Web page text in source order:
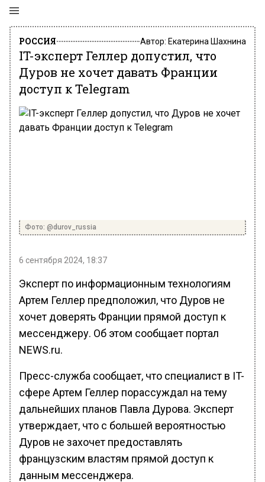
РОССИЯ Автор: Екатерина Шахнина
IT-эксперт Геллер допустил, что
Дуров не хочет давать Франции
доступ к Telegram
Фото: @durov_russia
6 сентября 2024, 18:37
Эксперт по информационным технологиям
Артем Геллер предположил, что Дуров не
хочет доверять Франции прямой доступ к
мессенджеру. Об этом сообщает портал
NEWS.ru.
Пресс-служба сообщает, что специалист в IT-
сфере Артем Геллер порассуждал на тему
дальнейших планов Павла Дурова. Эксперт
утверждает, что с большей вероятностью
Дуров не захочет предоставлять
французским властям прямой доступ к
данным мессенджера.